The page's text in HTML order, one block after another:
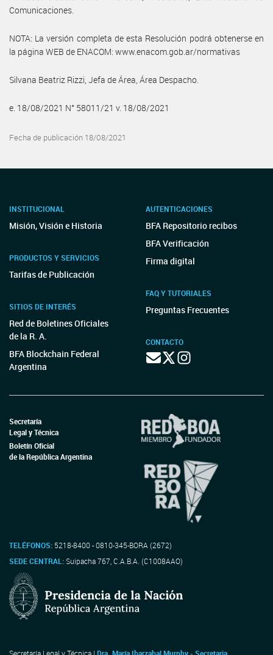
Comunicaciones.
NOTA: La versión completa de esta Resolución podrá obtenerse en
la página WEB de ENACOM: www.enacom.gob.ar/normativas
Silvana Beatriz Rizzi, Jefa de Área, Área Despacho.
e. 18/08/2021 N° 58011/21 v. 18/08/2021
Fecha de publicación 18/08/2021
INSTITUCIONAL
Misión, Visión e Historia
PRODUCTOS Y SERVICIOS
Tarifas de Publicación
SITIOS DE INTERÉS
Red de Boletines Oficiales
de la R. A.
BFA Blockchain Federal
Argentina
AUTENTICACIONES
BFA Repositorio recibos
BFA Verificación
Firma digital
FAQ Y TUTORIALES
Preguntas Frecuentes
CONTACTO
Secretaría
Legal y Técnica
Boletín Oficial
de la República Argentina
TELÉFONOS: 5218-8400 - 0810-345-BORA (2672)
SEDE CENTRAL:Suipacha 767, C.A.B.A. (C1008AAO)